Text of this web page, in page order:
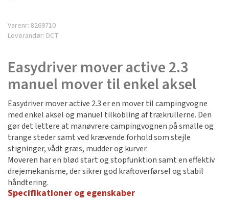
Varenr: 8269710
Leverandør: DCT
Easydriver mover active 2.3
manuel mover til enkel aksel
Easydriver mover active 2.3 er en mover til campingvogne
med enkel aksel og manuel tilkobling af trækrullerne. Den
gør det lettere at manøvrere campingvognen på smalle og
trange steder samt ved krævende forhold som stejle
stigninger, vådt græs, mudder og kurver.
Moveren har en blød start og stopfunktion samt en effektiv
drejemekanisme, der sikrer god kraftoverførsel og stabil
håndtering.
Specifikationer og egenskaber